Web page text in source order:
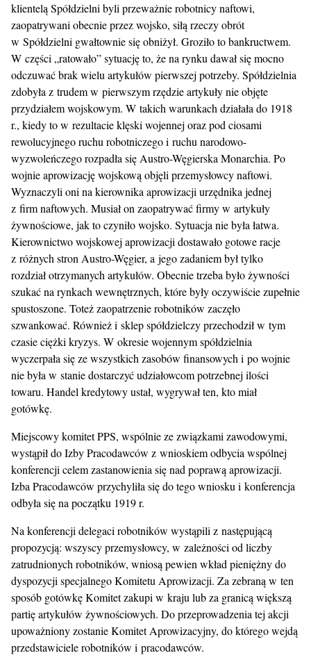
klientelą Spółdzielni byli przeważnie robotnicy naftowi,
zaopatrywani obecnie przez wojsko, siłą rzeczy obrót
w Spółdzielni gwałtownie się obniżył. Groziło to bankructwem.
W części „ratowało” sytuację to, że na rynku dawał się mocno
odczuwać brak wielu artykułów pierwszej potrzeby. Spółdzielnia
zdobyła z trudem w pierwszym rzędzie artykuły nie objęte
przydziałem wojskowym. W takich warunkach działała do 1918
r., kiedy to w rezultacie klęski wojennej oraz pod ciosami
rewolucyjnego ruchu robotniczego i ruchu narodowo-
wyzwoleńczego rozpadła się Austro-Węgierska Monarchia. Po
wojnie aprowizację wojskową objęli przemysłowcy naftowi.
Wyznaczyli oni na kierownika aprowizacji urzędnika jednej
z firm naftowych. Musiał on zaopatrywać firmy w artykuły
żywnościowe, jak to czyniło wojsko. Sytuacja nie była łatwa.
Kierownictwo wojskowej aprowizacji dostawało gotowe racje
z różnych stron Austro-Węgier, a jego zadaniem był tylko
rozdział otrzymanych artykułów. Obecnie trzeba było żywności
szukać na rynkach wewnętrznych, które były oczywiście zupełnie
spustoszone. Toteż zaopatrzenie robotników zaczęło
szwankować. Również i sklep spółdzielczy przechodził w tym
czasie ciężki kryzys. W okresie wojennym spółdzielnia
wyczerpała się ze wszystkich zasobów finansowych i po wojnie
nie była w stanie dostarczyć udziałowcom potrzebnej ilości
towaru. Handel kredytowy ustał, wygrywał ten, kto miał
gotówkę.
Miejscowy komitet PPS, wspólnie ze związkami zawodowymi,
wystąpił do Izby Pracodawców z wnioskiem odbycia wspólnej
konferencji celem zastanowienia się nad poprawą aprowizacji.
Izba Pracodawców przychyliła się do tego wniosku i konferencja
odbyła się na początku 1919 r.
Na konferencji delegaci robotników wystąpili z następującą
propozycją: wszyscy przemysłowcy, w zależności od liczby
zatrudnionych robotników, wniosą pewien wkład pieniężny do
dyspozycji specjalnego Komitetu Aprowizacji. Za zebraną w ten
sposób gotówkę Komitet zakupi w kraju lub za granicą większą
partię artykułów żywnościowych. Do przeprowadzenia tej akcji
upoważniony zostanie Komitet Aprowizacyjny, do którego wejdą
przedstawiciele robotników i pracodawców.